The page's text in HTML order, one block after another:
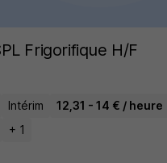
Frigorifique H/F
Intérim
12,31 - 14 € / heure
+ 1